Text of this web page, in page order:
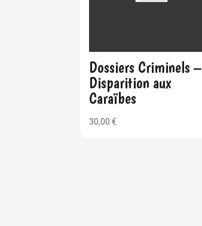
Dossiers Criminels –
Disparition aux
Caraïbes
30,00€